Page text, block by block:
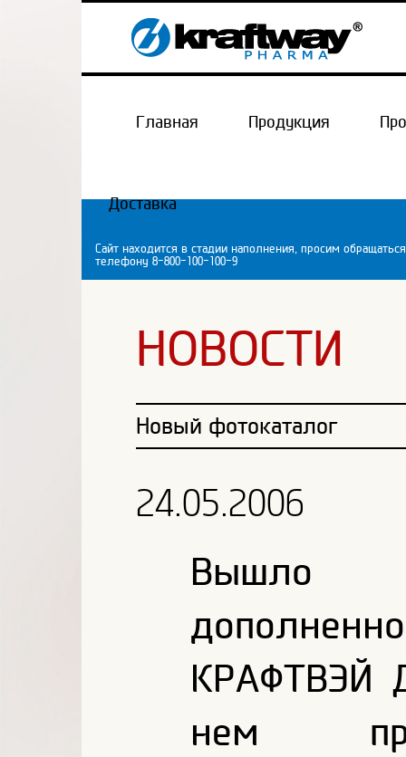
Главная Продукция
Доставка
Сайт находится в стадии наполнения, просим
телефону 8-800-100-100-9
НОВОСТИ
Новый фотокаталог
24.05.2006
Вышло
КРАФТВЭЙ
нем